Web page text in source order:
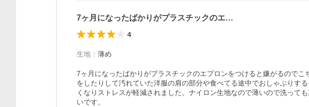
7ヶ月になったばかりがプラスチックのエ…
4
生地 ： 薄め
7ヶ月になったばかりがプラスチックのエプロンをつけると嫌がるのでこ
をしたりして汚れていた洋服の肩の部分や食べてる途中でおしゃぶりす
くなりストレスが軽減されました。ナイロン生地なので薄いので洗って
いです。